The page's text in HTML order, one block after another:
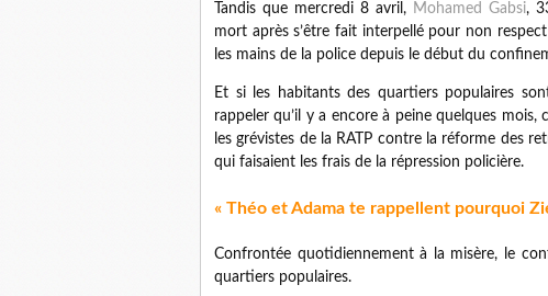
Tandis que mercredi 8 avril, Mohamed Gabsi,
mort après s’être fait interpellé pour non
les mains de la police depuis le début du
Et si les habitants des quartiers populaires
rappeler qu’il y a encore à peine quelques mois,
les grévistes de la RATP contre la réforme des
qui faisaient les frais de la répression policière.
« Théo et Adama te rappellent pourquoi
Confrontée quotidiennement à la misère, le
quartiers populaires.